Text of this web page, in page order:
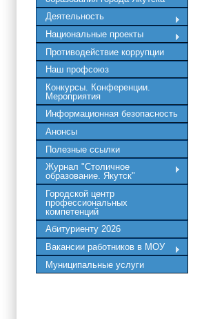
Деятельность
Национальные проекты
Противодействие коррупции
Наш профсоюз
Конкурсы. Конференции.
Мероприятия
Информационная безопасность
Анонсы
Полезные ссылки
Журнал "Столичное
образование. Якутск"
Городской центр
профессиональных
компетенций
Абитуриенту 2026
Вакансии работников в МОУ
Муниципальные услуги